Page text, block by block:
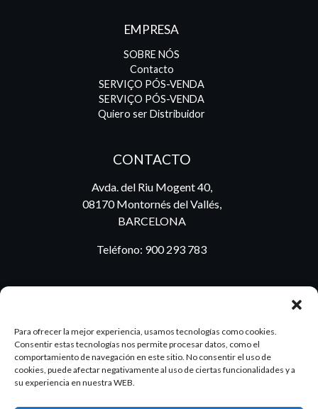
Para ofrecer la mejor experiencia, usamos tecnologías como cookies.
Consentir estas tecnologías nos permite procesar datos, como el
comportamiento de navegación en este sitio. No consentir el uso de
cookies, puede afectar negativamente al uso de ciertas funcionalidades y a
su experiencia en nuestra WEB.
EMPRESA
SOBRE NÓS
Contacto
SERVIÇO PÓS-VENDA
SERVIÇO PÓS-VENDA
Quiero ser Distribuidor
CONTACTO
Avda. del Riu Mogent 40,
08170 Montornés del Vallés,
BARCELONA
Teléfono: 900 293 783